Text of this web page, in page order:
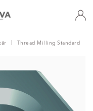
Thread Milling Standard